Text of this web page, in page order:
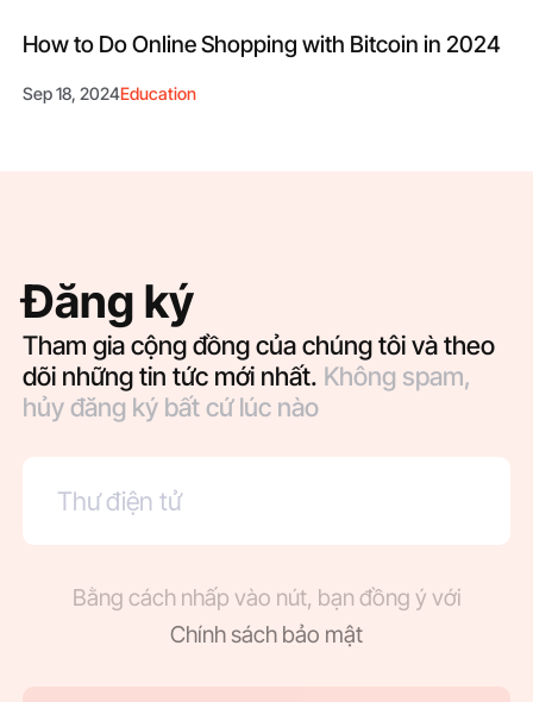
How to Do Online Shopping with Bitcoin in 2024
Sep 18, 2024Education
Đăng ký
Tham gia cộng đồng của chúng tôi và theo
dõi những tin tức mới nhất. Không spam,
hủy đăng ký bất cứ lúc nào
Bằng cách nhấp vào nút, bạn đồng ý với
Chính sách bảo mật